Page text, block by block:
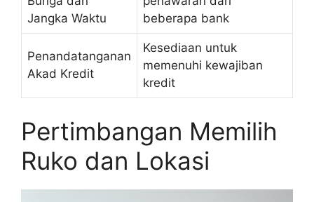
Jangka Waktu
beberapa bank
Penandatanganan
Akad Kredit
Kesediaan untuk
memenuhi kewajiban
kredit
Pertimbangan Memilih
Ruko dan Lokasi